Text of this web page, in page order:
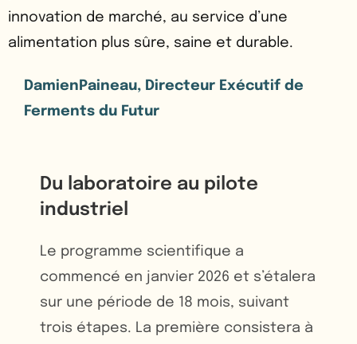
innovation de marché, au service d’une
alimentation plus sûre, saine et durable.
DamienPaineau, Directeur Exécutif de
Ferments du Futur
Du laboratoire au pilote
industriel
Le programme scientifique a
commencé en janvier 2026 et s’étalera
sur une période de 18 mois, suivant
trois étapes. La première consistera à